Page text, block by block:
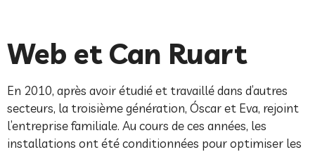
Web et Can Ruart
En 2010, après avoir étudié et travaillé dans d’autres
secteurs, la troisième génération, Óscar et Eva, rejoint
l’entreprise familiale. Au cours de ces années, les
installations ont été conditionnées pour optimiser les